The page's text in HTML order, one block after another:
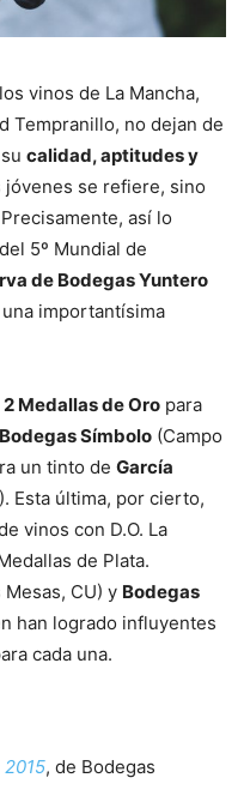
vinos de La Mancha,
Tempranillo, no dejan de
calidad, aptitudes y
jóvenes se refiere, sino
así lo
del 5º Mundial de
de Bodegas Yuntero
importantísima
2 Medallas de Oro para
Bodegas Símbolo (Campo
un tinto de García
Esta última, por cierto,
vinos con D.O. La
de Plata.
Mesas, CU) y Bodegas
han logrado influyentes
cada una.
, de Bodegas